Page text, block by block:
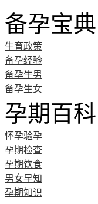
备孕宝典
生育政策
备孕经验
备孕生男
备孕生女
孕期百科
怀孕验孕
孕期检查
孕期饮食
男女早知
孕期知识